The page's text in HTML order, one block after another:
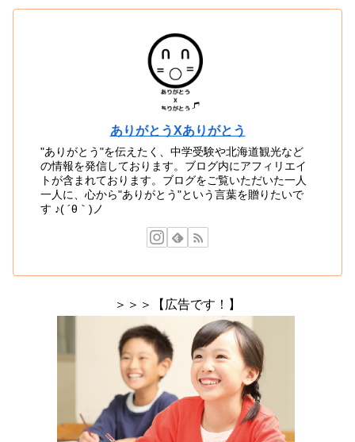
ありがとうXありがとう
"ありがとう"を伝えたく、中学受験や北海道観光など
の情報を発信しております。ブログ内にアフィリエイ
トが含まれております。ブログをご覧いただいた一人
一人に、心から"ありがとう"という言葉を贈りたいで
す ♪( ´θ｀)ノ
＞＞＞【広告です！】